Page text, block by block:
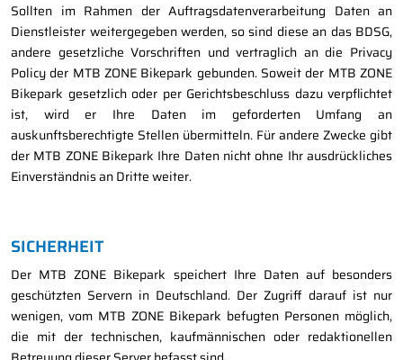
Sollten im Rahmen der Auftragsdatenverarbeitung Daten an
Dienstleister weitergegeben werden, so sind diese an das BDSG,
andere gesetzliche Vorschriften und vertraglich an die Privacy
Policy der MTB ZONE Bikepark gebunden. Soweit der MTB ZONE
Bikepark gesetzlich oder per Gerichtsbeschluss dazu verpflichtet
ist, wird er Ihre Daten im geforderten Umfang an
auskunftsberechtigte Stellen übermitteln. Für andere Zwecke gibt
der MTB ZONE Bikepark Ihre Daten nicht ohne Ihr ausdrückliches
Einverständnis an Dritte weiter.
SICHERHEIT
Der MTB ZONE Bikepark speichert Ihre Daten auf besonders
geschützten Servern in Deutschland. Der Zugriff darauf ist nur
wenigen, vom MTB ZONE Bikepark befugten Personen möglich,
die mit der technischen, kaufmännischen oder redaktionellen